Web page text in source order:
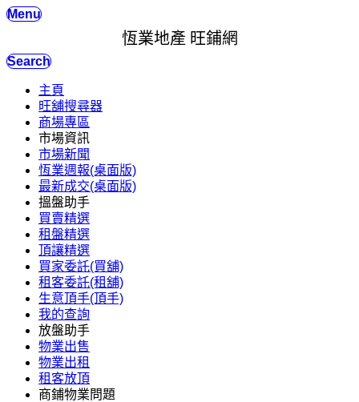
Menu
恆業地產 旺鋪網
Search
主頁
旺舖搜尋器
商場專區
市場資訊
市場新聞
恆業週報(桌面版)
最新成交(桌面版)
搵盤助手
買賣精選
租盤精選
頂讓精選
買家委託(買舖)
租客委託(租舖)
生意頂手(頂手)
我的查詢
放盤助手
物業出售
物業出租
租客放頂
商鋪物業問題